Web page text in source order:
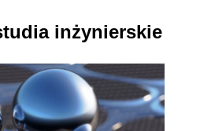
inżynierskie